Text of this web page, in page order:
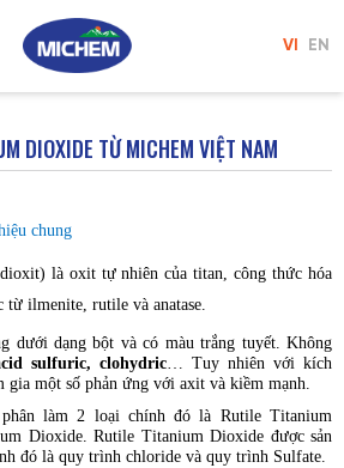
VI EN
DIOXIDE TỪ MICHEM VIỆT NAM
chung
là oxit tự nhiên của titan, công thức hóa
từ ilmenite, rutile và anatase.
dưới dạng bột và có màu trắng tuyết. Không
sulfuric, clohydric… Tuy nhiên với kích
gia một số phản ứng với axit và kiềm mạnh.
làm 2 loại chính đó là Rutile Titanium
Dioxide. Rutile Titanium Dioxide được sản
đó là quy trình chloride và quy trình Sulfate.